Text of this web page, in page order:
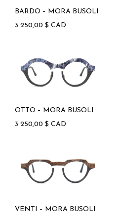
BARDO – MORA BUSOLI
3 250,00 $ CAD
OTTO – MORA BUSOLI
3 250,00 $ CAD
VENTI – MORA BUSOLI